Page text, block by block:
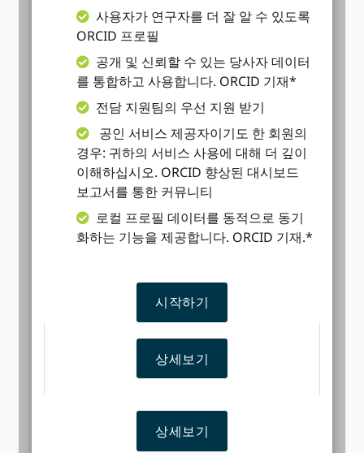
사용자가 연구자를 더 잘 알 수 있도록
ORCID 프로필
공개 및 신뢰할 수 있는 당사자 데이터
를 통합하고 사용합니다. ORCID 기재*
전담 지원팀의 우선 지원 받기
공인 서비스 제공자이기도 한 회원의
경우: 귀하의 서비스 사용에 대해 더 깊이
이해하십시오. ORCID 향상된 대시보드
보고서를 통한 커뮤니티
로컬 프로필 데이터를 동적으로 동기
화하는 기능을 제공합니다. ORCID 기재.*
시작하기
상세보기
상세보기